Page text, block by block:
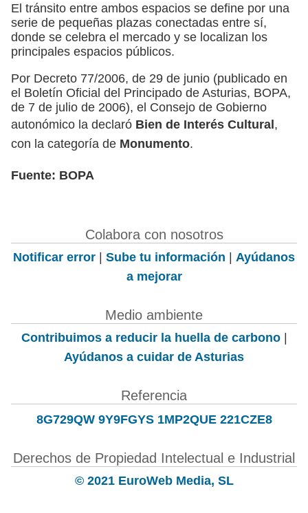
El tránsito entre ambos espacios se define por una
serie de pequeñas plazas conectadas entre sí,
donde se celebra el mercado y se localizan los
principales espacios públicos.
Por Decreto 77/2006, de 29 de junio (publicado en
el Boletín Oficial del Principado de Asturias, BOPA,
de 7 de julio de 2006), el Consejo de Gobierno
autonómico la declaró Bien de Interés Cultural,
con la categoría de Monumento.
Fuente: BOPA
Colabora con nosotros
Notificar error | Sube tu información | Ayúdanos
a mejorar
Medio ambiente
Contribuimos a reducir la huella de carbono|
Ayúdanos a cuidar de Asturias
Referencia
8G729QW 9Y9FGYS 1MP2QUE 221CZE8
Derechos de Propiedad Intelectual e Industrial
© 2021 EuroWeb Media, SL